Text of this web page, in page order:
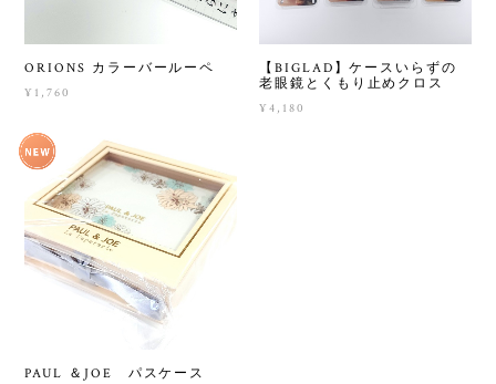
ORIONS カラーバールーペ
¥1,760
【BIGLAD】ケースいらずの
老眼鏡とくもり止めクロス
¥4,180
PAUL ＆JOE パスケース